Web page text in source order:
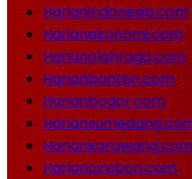
Harianindonesia.com
Harianekonomi.com
Harianolahraga.com
Harianbanten.com
Harianbogor.com
Hariankarawang.com
Hariancirebon.com